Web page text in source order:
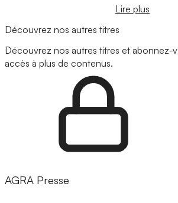
Lire plus
Découvrez nos autres titres
Découvrez nos autres titres et abonnez-
accès à plus de contenus.
AGRA Presse